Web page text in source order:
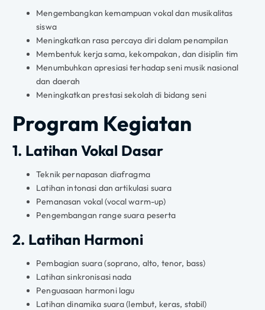
Mengembangkan kemampuan vokal dan musikalitas
siswa
Meningkatkan rasa percaya diri dalam penampilan
Membentuk kerja sama, kekompakan, dan disiplin tim
Menumbuhkan apresiasi terhadap seni musik nasional
dan daerah
Meningkatkan prestasi sekolah di bidang seni
Program Kegiatan
1. Latihan Vokal Dasar
Teknik pernapasan diafragma
Latihan intonasi dan artikulasi suara
Pemanasan vokal (vocal warm-up)
Pengembangan range suara peserta
2. Latihan Harmoni
Pembagian suara (soprano, alto, tenor, bass)
Latihan sinkronisasi nada
Penguasaan harmoni lagu
Latihan dinamika suara (lembut, keras, stabil)